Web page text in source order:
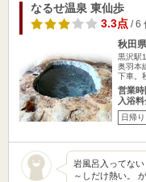
なるせ温泉 東仙歩
3.3点/ 6
秋田
黒沢駅
奥羽本
下車。
営業
入浴
日帰り
岩風呂入ってな
～しだけ熱い。